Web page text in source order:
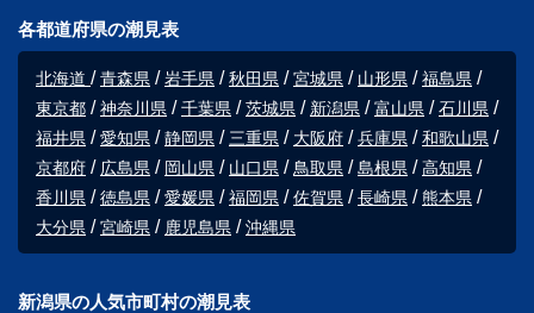
各都道府県の潮見表
北海道 青森県 岩手県 秋田県 宮城県 山形県
福島県
東京都
神奈川県 千葉県 茨城県 新潟県 富山県
石川県
福井県
愛知県 静岡県 三重県 大阪府 兵庫県
和歌山県
京都府
広島県 岡山県 山口県 鳥取県 島根県
高知県
香川県
徳島県 愛媛県 福岡県 佐賀県 長崎県
熊本県
大分県
宮崎県 鹿児島県 沖縄県
新潟県の人気市町村の潮見表